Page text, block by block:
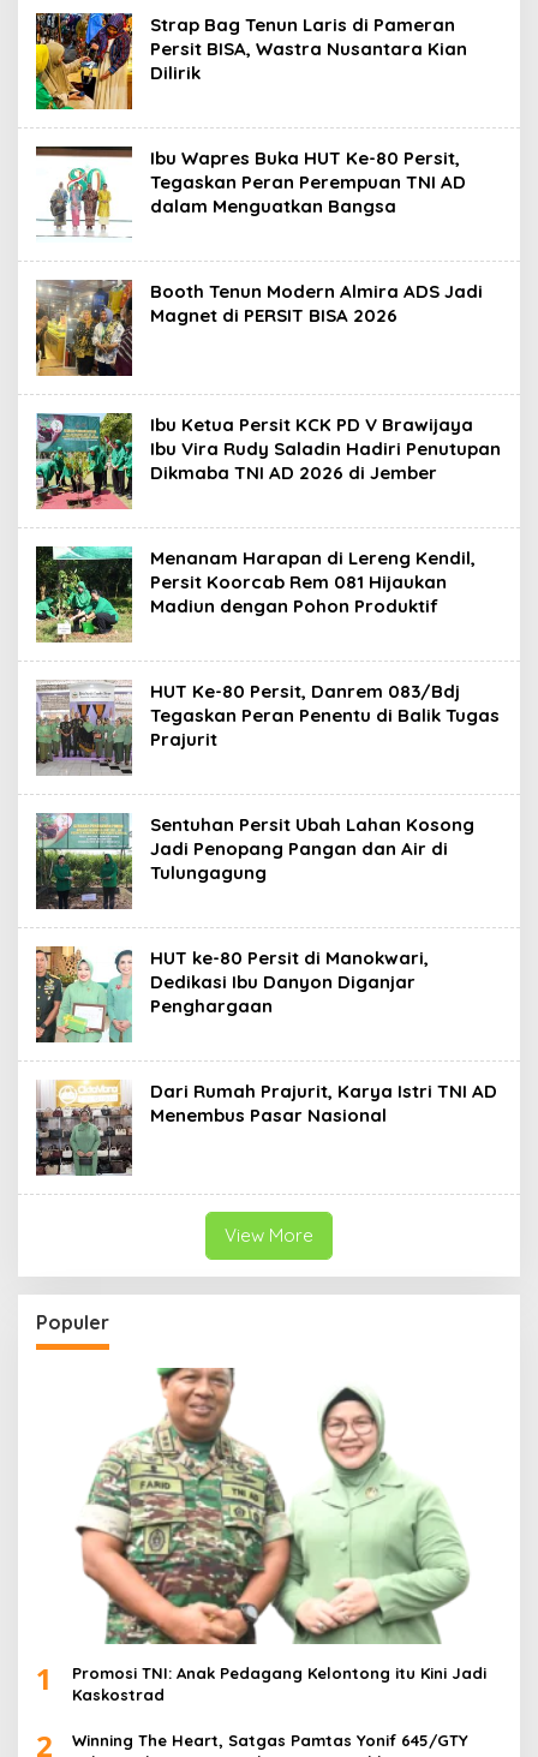
Strap Bag Tenun Laris di Pameran
Persit BISA, Wastra Nusantara Kian
Dilirik
Ibu Wapres Buka HUT Ke-80 Persit,
Tegaskan Peran Perempuan TNI AD
dalam Menguatkan Bangsa
Booth Tenun Modern Almira ADS Jadi
Magnet di PERSIT BISA 2026
Ibu Ketua Persit KCK PD V Brawijaya
Ibu Vira Rudy Saladin Hadiri Penutupan
Dikmaba TNI AD 2026 di Jember
Menanam Harapan di Lereng Kendil,
Persit Koorcab Rem 081 Hijaukan
Madiun dengan Pohon Produktif
HUT Ke-80 Persit, Danrem 083/Bdj
Tegaskan Peran Penentu di Balik Tugas
Prajurit
Sentuhan Persit Ubah Lahan Kosong
Jadi Penopang Pangan dan Air di
Tulungagung
HUT ke-80 Persit di Manokwari,
Dedikasi Ibu Danyon Diganjar
Penghargaan
Dari Rumah Prajurit, Karya Istri TNI AD
Menembus Pasar Nasional
View More
Populer
1
Promosi TNI: Anak Pedagang Kelontong itu Kini Jadi
Kaskostrad
2
Winning The Heart, Satgas Pamtas Yonif 645/GTY